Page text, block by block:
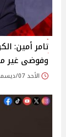
تامر أمين:
وفوضى غير
الأحد 07/ديسمبر/2025 - 09:29 م